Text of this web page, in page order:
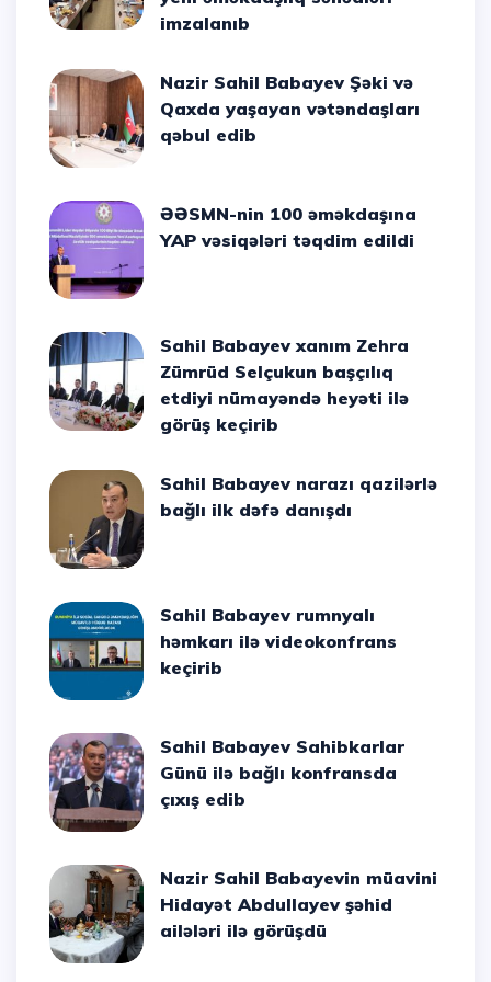
imzalanıb
Nazir Sahil Babayev Şəki və
Qaxda yaşayan vətəndaşları
qəbul edib
ƏƏSMN-nin 100 əməkdaşına
YAP vəsiqələri təqdim edildi
Sahil Babayev xanım Zehra
Zümrüd Selçukun başçılıq
etdiyi nümayəndə heyəti ilə
görüş keçirib
Sahil Babayev narazı qazilərlə
bağlı ilk dəfə danışdı
Sahil Babayev rumnyalı
həmkarı ilə videokonfrans
keçirib
Sahil Babayev Sahibkarlar
Günü ilə bağlı konfransda
çıxış edib
Nazir Sahil Babayevin müavini
Hidayət Abdullayev şəhid
ailələri ilə görüşdü